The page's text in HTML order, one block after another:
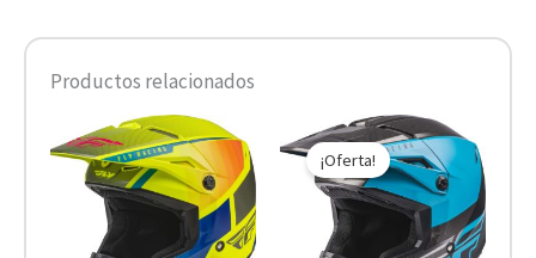
Productos relacionados
Este
producto
tiene
múltiples
¡Oferta!
El
precio
original
era:
$149.900.
El
precio
actual
es:
$105.000.
Este
tiene